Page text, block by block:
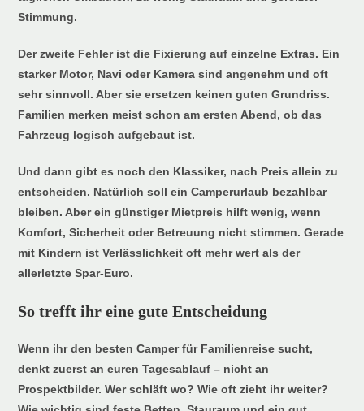
Stimmung.
Der zweite Fehler ist die Fixierung auf einzelne Extras. Ein
starker Motor, Navi oder Kamera sind angenehm und oft
sehr sinnvoll. Aber sie ersetzen keinen guten Grundriss.
Familien merken meist schon am ersten Abend, ob das
Fahrzeug logisch aufgebaut ist.
Und dann gibt es noch den Klassiker, nach Preis allein zu
entscheiden. Natürlich soll ein Camperurlaub bezahlbar
bleiben. Aber ein günstiger Mietpreis hilft wenig, wenn
Komfort, Sicherheit oder Betreuung nicht stimmen. Gerade
mit Kindern ist Verlässlichkeit oft mehr wert als der
allerletzte Spar-Euro.
So trefft ihr eine gute Entscheidung
Wenn ihr den besten Camper für Familienreise sucht,
denkt zuerst an euren Tagesablauf – nicht an
Prospektbilder. Wer schläft wo? Wie oft zieht ihr weiter?